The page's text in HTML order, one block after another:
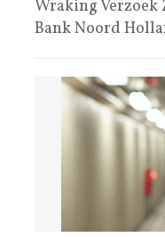
Wraking Verzoek
Bank Noord